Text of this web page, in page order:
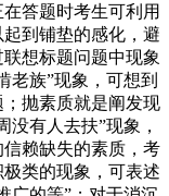
答题时考生可利用
到铺垫的感化，避
想标题问题中现象
老族”现象，可想到
抛素质就是阐发现
有人去扶”现象，
赖缺失的素质，考
类的现象，可表述